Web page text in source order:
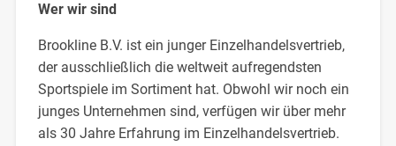
Wer wir sind
Brookline B.V. ist ein junger Einzelhandelsvertrieb,
der ausschließlich die weltweit aufregendsten
Sportspiele im Sortiment hat. Obwohl wir noch ein
junges Unternehmen sind, verfügen wir über mehr
als 30 Jahre Erfahrung im Einzelhandelsvertrieb.